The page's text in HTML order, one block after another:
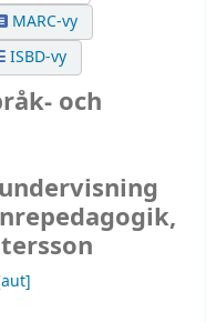
MARC-vy
ISBD-vy
och